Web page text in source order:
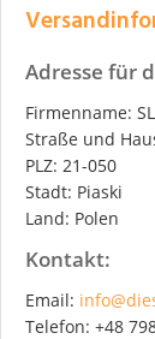
Adresse für
Firmenname: SL
Straße und
PLZ: 21-050
Stadt: Piaski
Land: Polen
Kontakt:
Email:
Telefon: +48